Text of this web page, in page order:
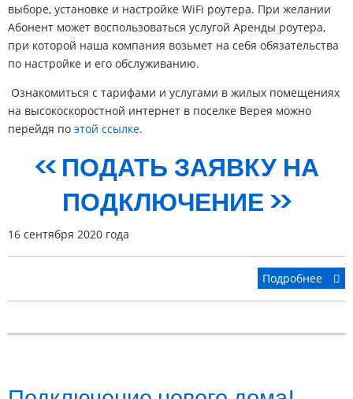
выборе, установке и настройке WiFi роутера. При желании
Абонент может воспользоваться услугой Аренды роутера,
при которой наша компания возьмет на себя обязательства
по настройке и его обслуживанию.
Ознакомиться с тарифами и услугами в жилых помещениях
на высокоскоростной интернет в поселке Верея можно
перейдя по этой ссылке.
<< ПОДАТЬ ЗАЯВКУ НА
ПОДКЛЮЧЕНИЕ >>
16 сентября 2020 года
Подробнее